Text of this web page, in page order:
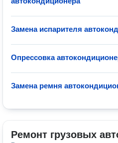
Замена испарителя
Опрессовка
Замена ремня
Ремонт грузовых